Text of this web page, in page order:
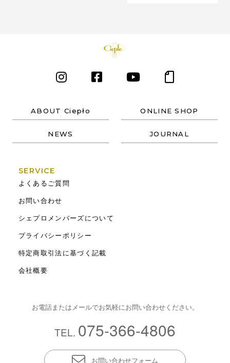
ABOUT Ciepło ONLINE SHOP
NEWS JOURNAL
SERVICE
よくあるご質問
お問い合わせ
シェプロメンバーズについて
プライバシーポリシー
特定商取引法に基づく記載
会社概要
お電話またはメールでお気軽にお問い合わせください。
TEL. 075-366-4806
お問い合わせフォーム